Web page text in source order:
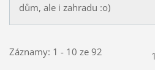
dům, ale i zahradu :o)
Záznamy: 1 - 10 ze 92 1